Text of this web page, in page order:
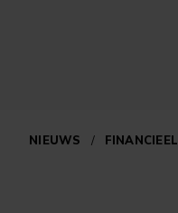
NIEUWS / FINANCIEEL